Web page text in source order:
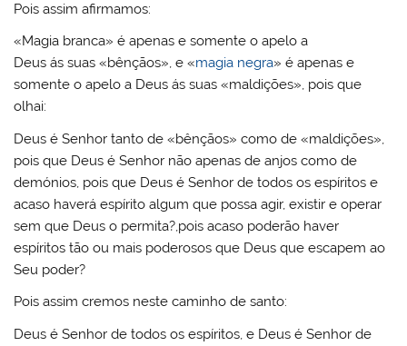
Pois assim afirmamos:
«Magia branca» é apenas e somente o apelo a
Deus ás suas «bênçãos», e «magia negra» é apenas e
somente o apelo a Deus ás suas «maldições», pois que
olhai:
Deus é Senhor tanto de «bênçãos» como de «maldições»,
pois que Deus é Senhor não apenas de anjos como de
demónios, pois que Deus é Senhor de todos os espíritos e
acaso haverá espírito algum que possa agir, existir e operar
sem que Deus o permita?,pois acaso poderão haver
espíritos tão ou mais poderosos que Deus que escapem ao
Seu poder?
Pois assim cremos neste caminho de santo:
Deus é Senhor de todos os espíritos, e Deus é Senhor de